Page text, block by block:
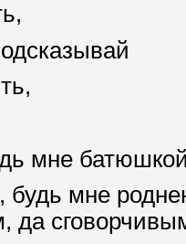
мне
мне
да